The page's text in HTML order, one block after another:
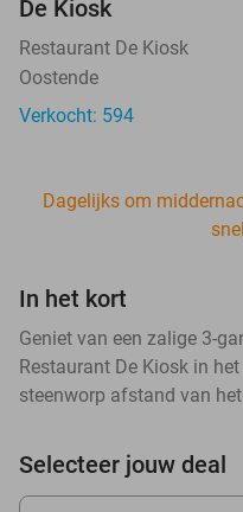
De Kiosk
Restaurant De Kiosk
Oostende
Verkocht: 594
Dagelijks om
In het kort
Geniet van een zalige 3-
Restaurant De Kiosk in
steenworp afstand van
Selecteer jouw deal